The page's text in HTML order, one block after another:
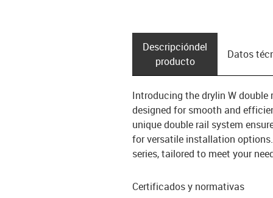
Descripción­del
producto
Datos
Introducing the drylin W double
designed for smooth and
unique double rail system
for versatile installation
series, tailored to meet your
Certificados y normativas